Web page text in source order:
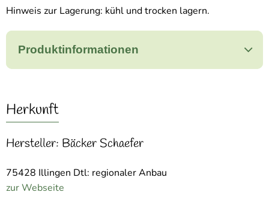
Hinweis zur Lagerung: kühl und trocken lagern.
Produktinformationen
Herkunft
Hersteller: Bäcker Schaefer
75428 Illingen Dtl: regionaler Anbau
zur Webseite